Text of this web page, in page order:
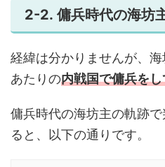
2-2. 傭兵時代の海坊
経緯は分かりませんが、
あたりの内戦国で傭兵を
傭兵時代の海坊主の軌跡
ると、以下の通りです。